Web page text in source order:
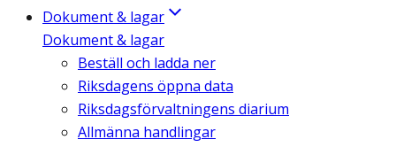
Dokument & lagar
Dokument & lagar
Beställ och ladda ner
Riksdagens öppna data
Riksdagsförvaltningens diarium
Allmänna handlingar